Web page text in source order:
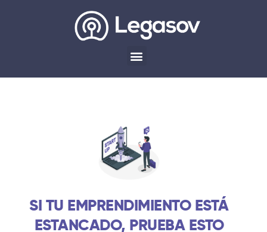
SI TU EMPRENDIMIENTO ESTÁ
ESTANCADO, PRUEBA ESTO